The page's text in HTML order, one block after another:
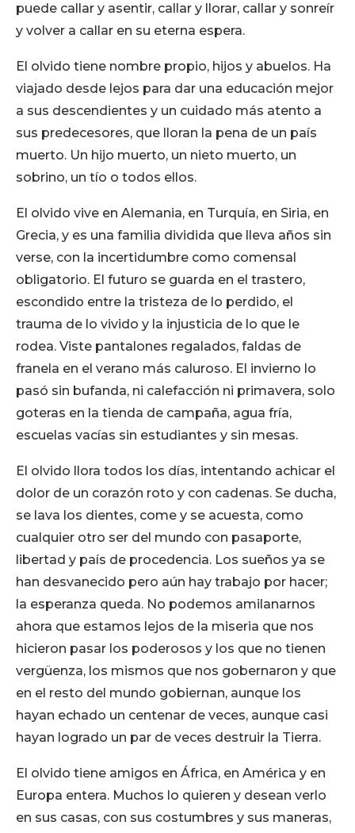
puede callar y asentir, callar y llorar, callar y sonreír
y volver a callar en su eterna espera.
El olvido tiene nombre propio, hijos y abuelos. Ha
viajado desde lejos para dar una educación mejor
a sus descendientes y un cuidado más atento a
sus predecesores, que lloran la pena de un país
muerto. Un hijo muerto, un nieto muerto, un
sobrino, un tío o todos ellos.
El olvido vive en Alemania, en Turquía, en Siria, en
Grecia, y es una familia dividida que lleva años sin
verse, con la incertidumbre como comensal
obligatorio. El futuro se guarda en el trastero,
escondido entre la tristeza de lo perdido, el
trauma de lo vivido y la injusticia de lo que le
rodea. Viste pantalones regalados, faldas de
franela en el verano más caluroso. El invierno lo
pasó sin bufanda, ni calefacción ni primavera, solo
goteras en la tienda de campaña, agua fría,
escuelas vacías sin estudiantes y sin mesas.
El olvido llora todos los días, intentando achicar el
dolor de un corazón roto y con cadenas. Se ducha,
se lava los dientes, come y se acuesta, como
cualquier otro ser del mundo con pasaporte,
libertad y país de procedencia. Los sueños ya se
han desvanecido pero aún hay trabajo por hacer;
la esperanza queda. No podemos amilanarnos
ahora que estamos lejos de la miseria que nos
hicieron pasar los poderosos y los que no tienen
vergüenza, los mismos que nos gobernaron y que
en el resto del mundo gobiernan, aunque los
hayan echado un centenar de veces, aunque casi
hayan logrado un par de veces destruir la Tierra.
El olvido tiene amigos en África, en América y en
Europa entera. Muchos lo quieren y desean verlo
en sus casas, con sus costumbres y sus maneras,